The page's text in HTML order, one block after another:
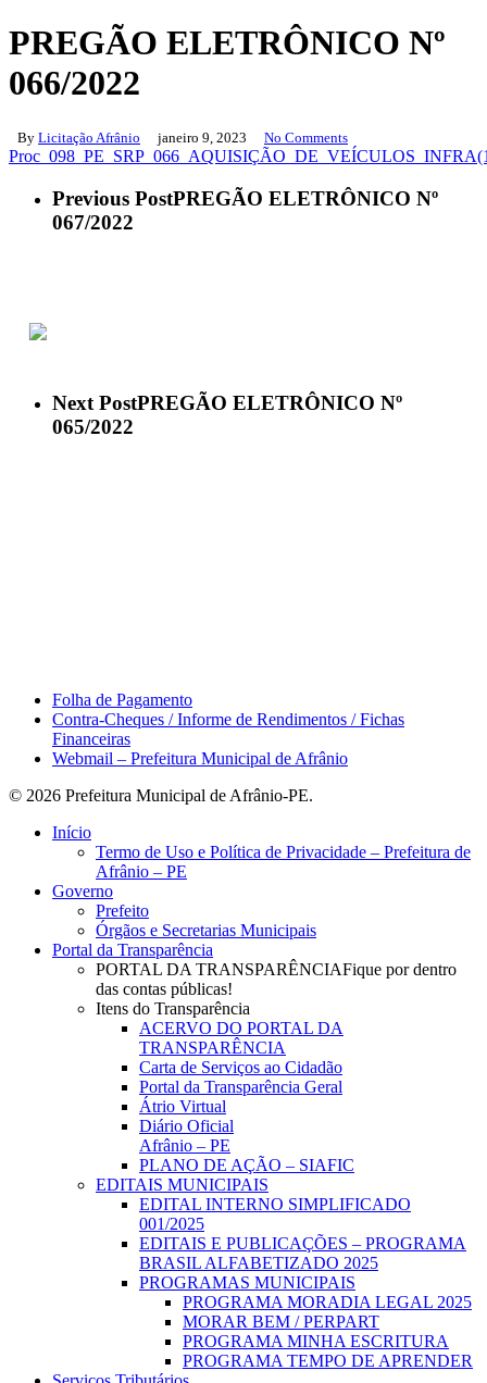
PREGÃO ELETRÔNICO Nº
066/2022
By Licitação Afrânio janeiro 9, 2023 No Comments
Previous PostPREGÃO ELETRÔNICO Nº
067/2022
Next PostPREGÃO ELETRÔNICO Nº
065/2022
Folha de Pagamento
Contra-Cheques / Informe de Rendimentos / Fichas
Financeiras
Webmail – Prefeitura Municipal de Afrânio
© 2026 Prefeitura Municipal de Afrânio-PE.
Close
Início
Termo de Uso e Política de Privacidade – Prefeitura de
Afrânio – PE
Governo
Prefeito
Órgãos e Secretarias Municipais
Portal da Transparência
PORTAL DA TRANSPARÊNCIAFique por dentro
das contas públicas!
Itens do Transparência
ACERVO DO PORTAL DA
TRANSPARÊNCIA
Carta de Serviços ao Cidadão
Portal da Transparência Geral
Átrio Virtual
Diário Oficial
Afrânio – PE
PLANO DE AÇÃO – SIAFIC
EDITAIS MUNICIPAIS
EDITAL INTERNO SIMPLIFICADO
001/2025
EDITAIS E PUBLICAÇÕES – PROGRAMA
BRASIL ALFABETIZADO 2025
PROGRAMAS MUNICIPAIS
PROGRAMA MORADIA LEGAL 2025
MORAR BEM / PERPART
PROGRAMA MINHA ESCRITURA
PROGRAMA TEMPO DE APRENDER